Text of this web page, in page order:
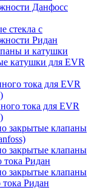
Данфосс
стекла с
Ридан
и катушки
катушки для EVR
тока для EVR
тока для EVR
закрытые клапаны
закрытые клапаны
Ридан
закрытые клапаны
Ридан